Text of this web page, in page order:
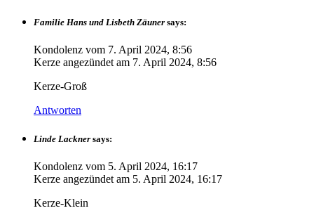
Familie Hans und Lisbeth Zäuner says:
Kondolenz vom 7. April 2024, 8:56
Kerze angezündet am 7. April 2024, 8:56
Kerze-Groß
Antworten
Linde Lackner says:
Kondolenz vom 5. April 2024, 16:17
Kerze angezündet am 5. April 2024, 16:17
Kerze-Klein